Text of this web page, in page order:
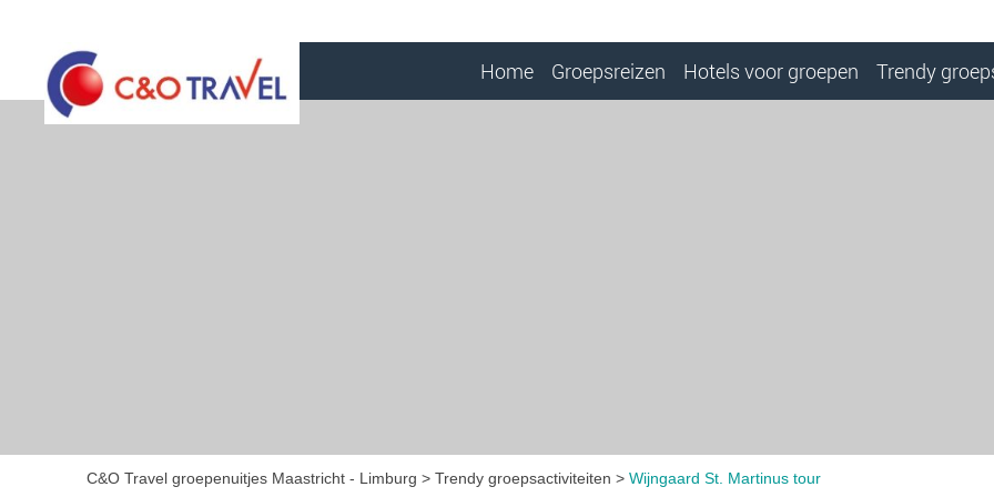
Home Groepsreizen Hotels voor groepen Trendy
C&O Travel groepenuitjes Maastricht - Limburg Trendy groepsactiviteiten Wijngaard St. Martinus tour